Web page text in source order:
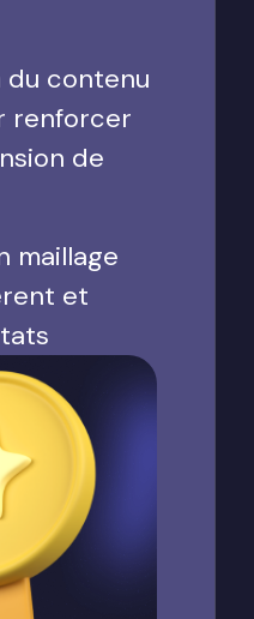
contenu
renforcer
de
maillage
et